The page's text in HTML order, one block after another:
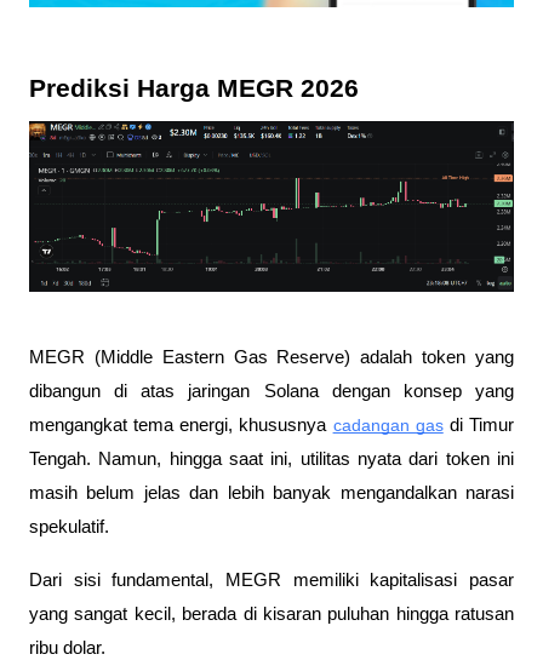
Prediksi Harga MEGR 2026
MEGR (Middle Eastern Gas Reserve) adalah token yang
dibangun di atas jaringan Solana dengan konsep yang
mengangkat tema energi, khususnya cadangan gas di Timur
Tengah. Namun, hingga saat ini, utilitas nyata dari token ini
masih belum jelas dan lebih banyak mengandalkan narasi
spekulatif.
Dari sisi fundamental, MEGR memiliki kapitalisasi pasar
yang sangat kecil, berada di kisaran puluhan hingga ratusan
ribu dolar.